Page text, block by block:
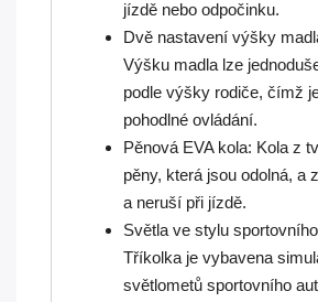
jízdě nebo odpočinku.
Dvě nastavení výšky
Výšku madla lze
podle výšky rodiče, čímž
pohodlné ovládání.
Pěnová EVA kola: Kola z
pěny, která jsou odolná, a
a neruší při jízdě.
Světla ve stylu
Tříkolka je vybavena
světlometů sportovního